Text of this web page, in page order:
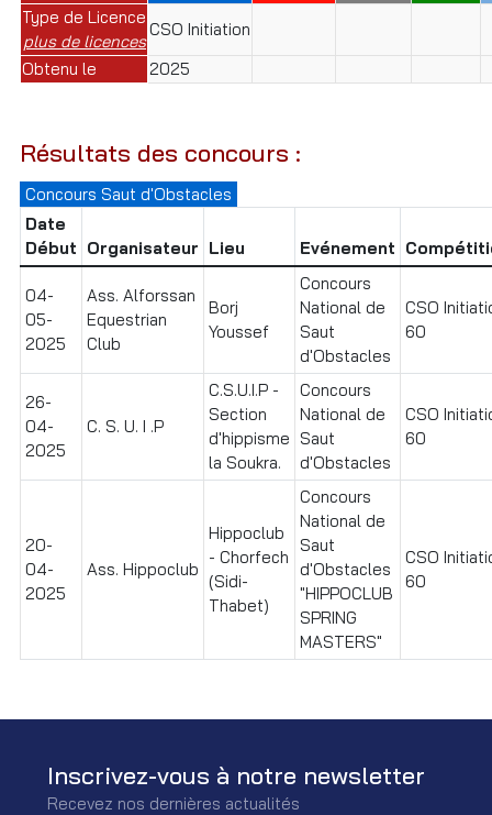
Type de Licence
plus de licences
CSO Initiation
Obtenu le
2025
Résultats des concours :
Concours Saut d'Obstacles
Date
Début Organisateur Lieu Evénement
04-
05-
2025
Ass. Alforssan
Equestrian
Club
Borj
Youssef
Concours
National de
Saut
d'Obstacles
CSO
60
26-
04-
2025
C. S. U. I .P
C.S.U.I.P -
Section
d'hippisme
la Soukra.
Concours
National de
Saut
d'Obstacles
CSO
60
20-
04-
2025
Ass. Hippoclub
Hippoclub
- Chorfech
(Sidi-
Thabet)
Concours
National de
Saut
d'Obstacles
"HIPPOCLUB
SPRING
MASTERS"
CSO
60
Inscrivez-vous à notre newsletter
Recevez nos dernières actualités